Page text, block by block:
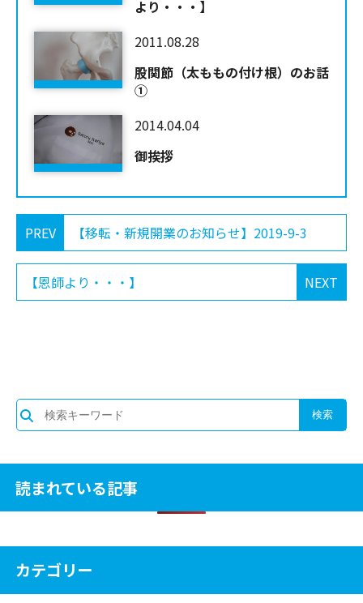
より・・・】
2011.08.28
股関節（太ももの付け根）のお話
①
2014.04.04
御挨拶
PREV 【移転・新規開業のお知らせ】2019-9-3
NEXT
【恩師より・・・】
読まれている記事
カテゴリー